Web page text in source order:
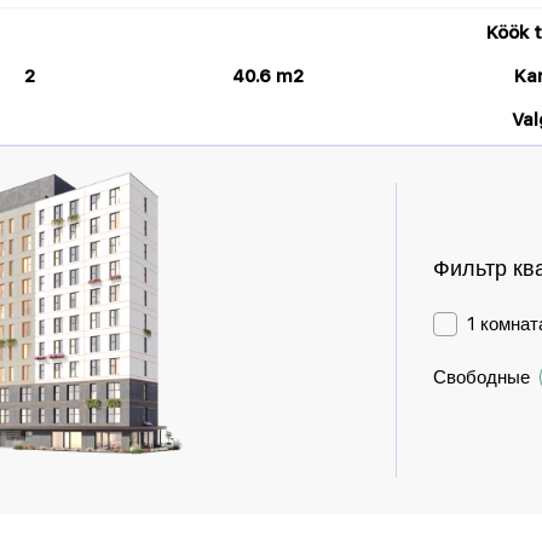
2 40.6 m2
Köök
Фильтр
1
Свободные